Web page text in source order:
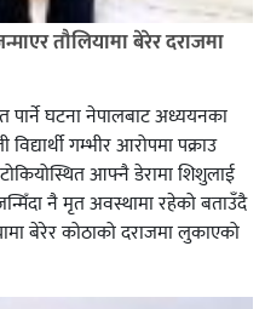
तौलियामा बेरेर दराजमा
पार्ने घटना नेपालबाट अध्ययनका
गम्भीर आरोपमा पक्राउ
आफ्नै डेरामा शिशुलाई
नै मृत अवस्थामा रहेको बताउँदै
बेरेर कोठाको दराजमा लुकाएको